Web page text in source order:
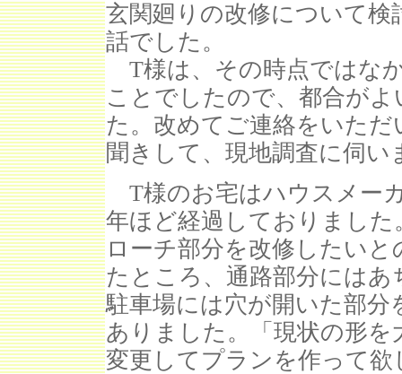
玄関廻りの改修について
話でした。
T様は、その時点ではな
ことでしたので、都合が
た。改めてご連絡をいた
聞きして、現地調査に伺い
T様のお宅はハウスメー
年ほど経過しておりまし
ローチ部分を改修したい
たところ、通路部分には
駐車場には穴が開いた部
ありました。「現状の形
変更してプランを作って